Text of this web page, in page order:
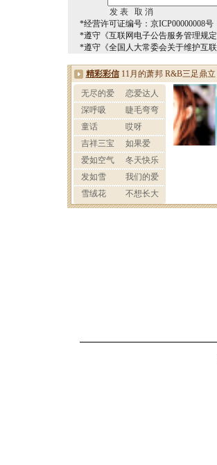
*经营许可证编号：京ICP00000008号
*遵守《互联网电子公告服务管理规定
*遵守《全国人大常委会关于维护互联